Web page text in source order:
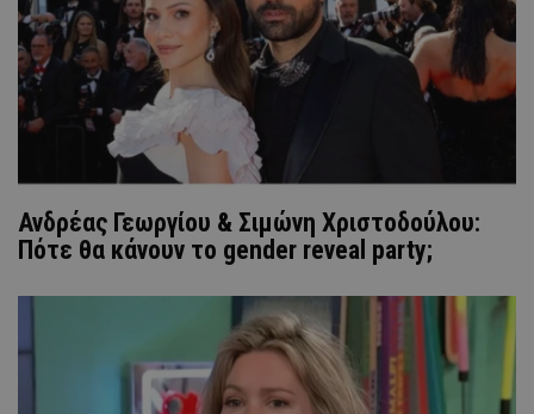
Ανδρέας Γεωργίου & Σιμώνη Χριστοδούλου:
Πότε θα κάνουν το gender reveal party;